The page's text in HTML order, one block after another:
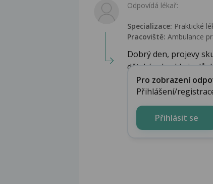
Odpovídá lékař:
Specializace: Praktické
Pracoviště: Ambulance
Dobrý den, projevy
dětské, obvykle je
Pro zobrazení
Přihlášení/
Přihlásit se